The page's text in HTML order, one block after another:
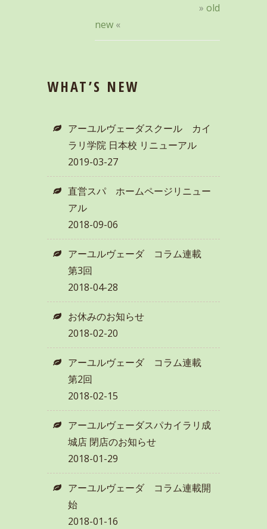
WHAT’S NEW
アーユルヴェーダスクール カイ
ラリ学院 日本校 リニューアル
2019-03-27
直営スパ ホームページリニュー
アル
2018-09-06
アーユルヴェーダ コラム連載
第3回
2018-04-28
お休みのお知らせ
2018-02-20
アーユルヴェーダ コラム連載
第2回
2018-02-15
アーユルヴェーダスパカイラリ成
城店 閉店のお知らせ
2018-01-29
アーユルヴェーダ コラム連載開
始
2018-01-16
» old
new «